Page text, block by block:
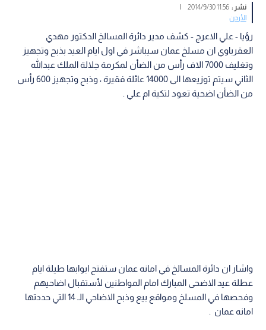
نشر :11:56 2014/9/30
|
الأردن
رؤيا - علي الاعرج - كشف مدير دائرة المسالخ الدكتور مهدي
العقرباوي ان مسلخ عمان سيباشر في اول ايام العيد بذبح وتجهيز
وتغليف 7000 الاف رأس من الضأن لمكرمة جلالة الملك عبدالله
الثاني سيتم توزيعها الى 14000 عائلة فقيرة ، وذبح وتجهيز 600 رأس
من الضأن اضحية تعود لتكية ام علي .
واشار ان دائرة المسالخ في امانه عمان ستفتح ابوابها طيلة ايام
عطلة عيد الاضحى المبارك امام المواطنين لأستقبال اضاحيهم
وفحصها في المسلخ ومواقع بيع وذبح الاضاحي الـ 14 التي حددتها
امانه عمان .